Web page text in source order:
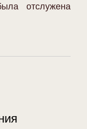
отслужена